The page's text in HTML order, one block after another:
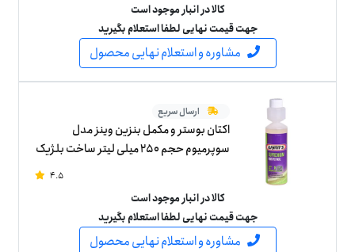
کالا در انبار موجود است
جهت قیمت نهایی لطفا استعلام بگیرید
مشاوره و استعلام نهایی محصول
ارسال سریع
اکتان بوستر و مکمل بنزین وینز مدل
سوپرمیوم حجم 250 میلی لیتر ساخت بلژیک
4.5
کالا در انبار موجود است
جهت قیمت نهایی لطفا استعلام بگیرید
مشاوره و استعلام نهایی محصول